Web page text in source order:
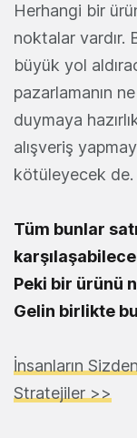
Herhangi bir
noktalar vardır.
büyük yol
pazarlamanın
duymaya
alışveriş
kötüleyecek de.
Tüm bunlar
Peki bir ürünü
Gelin birlikte
İnsanların
Stratejiler >>